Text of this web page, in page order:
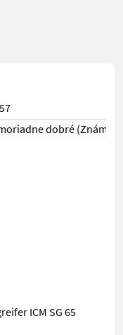
dobré (Známka
ICM SG 65